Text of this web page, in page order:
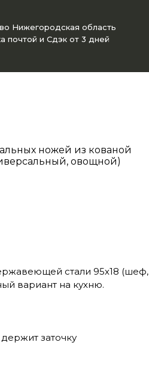
Нижегородская область
почтой и Сдэк от 3 дней
ножей из кованой
овощной)
стали 95х18 (шеф,
вариант на кухню.
заточку